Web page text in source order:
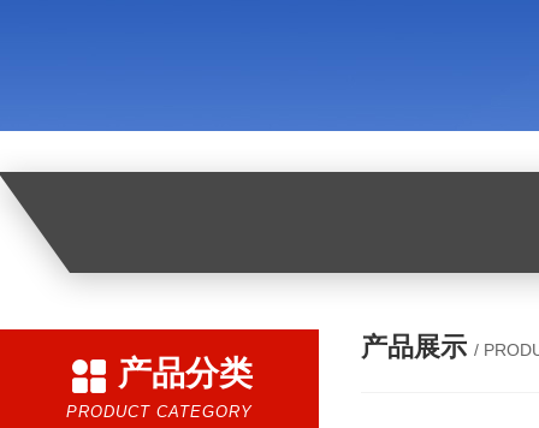
产品分类
PRODUCT CATEGORY
产品展示 /